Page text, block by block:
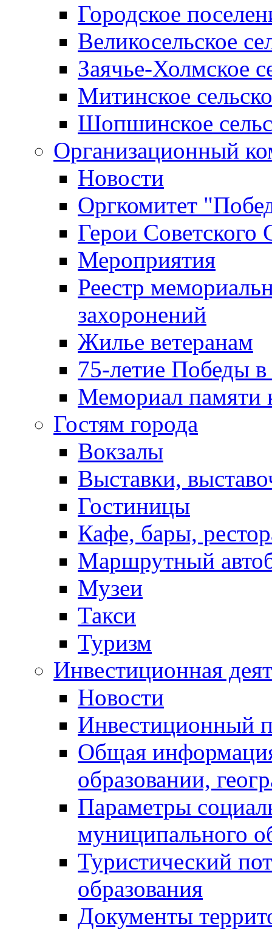
Городское
Великосельское
Заячье-Холмское
Митинское
Шопшинское
Организационный
Новости
Оргкомитет
Герои Советского
Мероприятия
Реестр
захоронений
Жилье ветеранам
75-летие Победы
Мемориал памяти
Гостям города
Вокзалы
Выставки,
Гостиницы
Кафе, бары,
Маршрутный
Музеи
Такси
Туризм
Инвестиционная
Новости
Инвестиционный
Общая
образовании,
Параметры
муниципального
Туристический
образования
Документы